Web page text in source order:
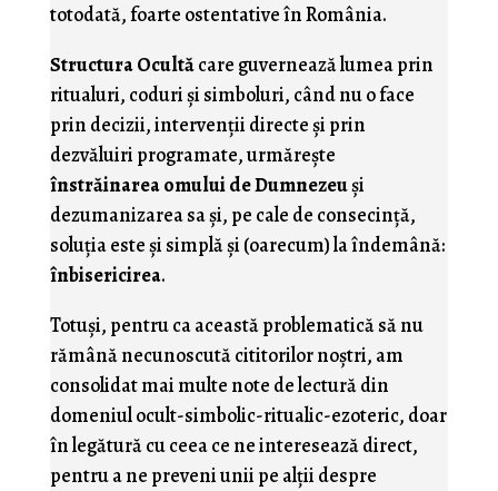
totodată, foarte ostentative în România.
Structura Ocultăcare guvernează lumea prin
ritualuri, coduri şi simboluri, când nu o face
prin decizii, intervenţii directe şi prin
dezvăluiri programate, urmăreşte
înstrăinarea omului de Dumnezeuşi
dezumanizarea sa şi, pe cale de consecinţă,
soluţia este şi simplă şi (oarecum) la îndemână:
înbisericirea.
Totuşi, pentru ca această problematică să nu
rămână necunoscută cititorilor noştri, am
consolidat mai multe note de lectură din
domeniul ocult-simbolic-ritualic-ezoteric, doar
în legătură cu ceea ce ne interesează direct,
pentru a ne preveni unii pe alţii despre